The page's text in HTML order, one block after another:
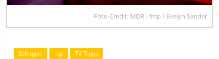
Foto-Credit: MDR - fmp / Evelyn Sander
Schlager top TV-Tipps